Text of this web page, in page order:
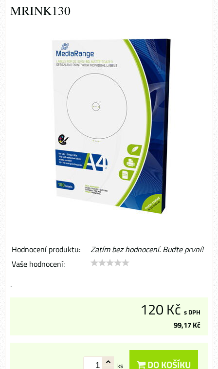
MRINK130
Hodnocení produktu:
Zatím bez hodnocení. Buďte první!
Vaše hodnocení:
.
120 Kč s DPH
99,17 Kč
ks DO KOŠÍKU